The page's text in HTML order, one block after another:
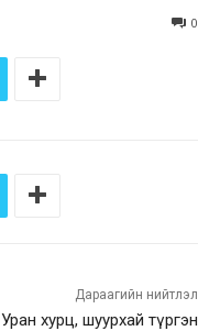
0
Дараагийн нийтлэл
Уран хурц, шуурхай түргэн